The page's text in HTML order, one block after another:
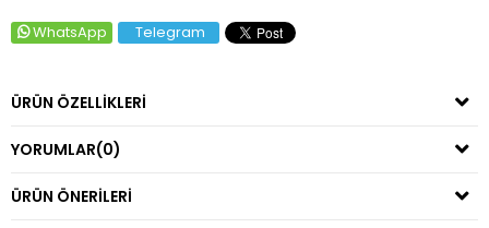
WhatsApp Telegram
ÜRÜN ÖZELLIKLERI
YORUMLAR(0)
ÜRÜN ÖNERILERI